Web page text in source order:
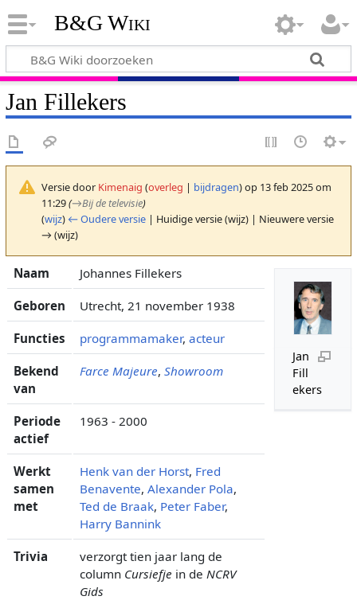
B&G Wiki
Jan Fillekers
Versie door Kimenaig (overleg | bijdragen)op 13 feb 2025 om
11:29(→Bij de televisie)
(wijz) ← Oudere versie| Huidige versie (wijz) | Nieuwere versie
→ (wijz)
Jan
Fill
ekers
Naam Johannes Fillekers
Geboren Utrecht, 21 november 1938
Functies programmamaker, acteur
Bekend
van
Farce Majeure, Showroom
Periode
actief
1963 - 2000
Werkt
samen
met
Henk van der Horst, Fred
Benavente, Alexander Pola,
Ted de Braak, Peter Faber,
Harry Bannink
Trivia
verzorgt tien jaar lang de
column Cursiefje in de NCRV
Gids